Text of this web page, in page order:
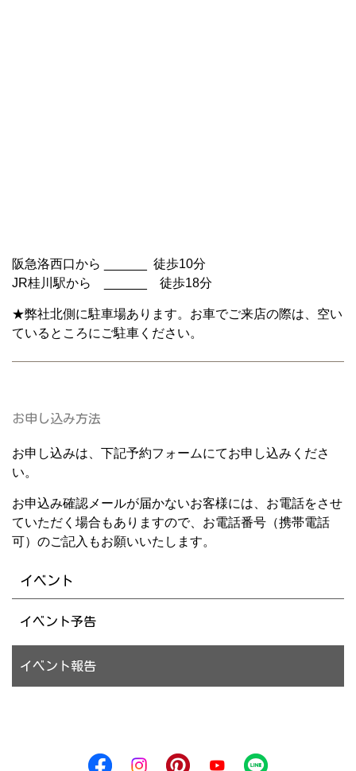
阪急洛西口から ______ 徒歩10分
JR桂川駅から ______ 徒歩18分
★弊社北側に駐車場あります。お車でご来店の際は、空い
ているところにご駐車ください。
お申し込み方法
お申し込みは、下記予約フォームにてお申し込みくださ
い。
お申込み確認メールが届かないお客様には、お電話をさせ
ていただく場合もありますので、お電話番号（携帯電話
可）のご記入もお願いいたします。
イベント
イベント予告
イベント報告